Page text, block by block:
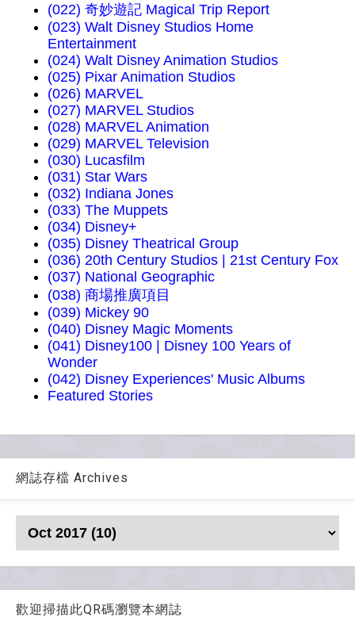
(022) 奇妙遊記 Magical Trip Report
(023) Walt Disney Studios Home
Entertainment
(024) Walt Disney Animation Studios
(025) Pixar Animation Studios
(026) MARVEL
(027) MARVEL Studios
(028) MARVEL Animation
(029) MARVEL Television
(030) Lucasfilm
(031) Star Wars
(032) Indiana Jones
(033) The Muppets
(034) Disney+
(035) Disney Theatrical Group
(036) 20th Century Studios | 21st Century Fox
(037) National Geographic
(038) 商場推廣項目
(039) Mickey 90
(040) Disney Magic Moments
(041) Disney100 | Disney 100 Years of
Wonder
(042) Disney Experiences' Music Albums
Featured Stories
網誌存檔 Archives
歡迎掃描此QR碼瀏覽本網誌